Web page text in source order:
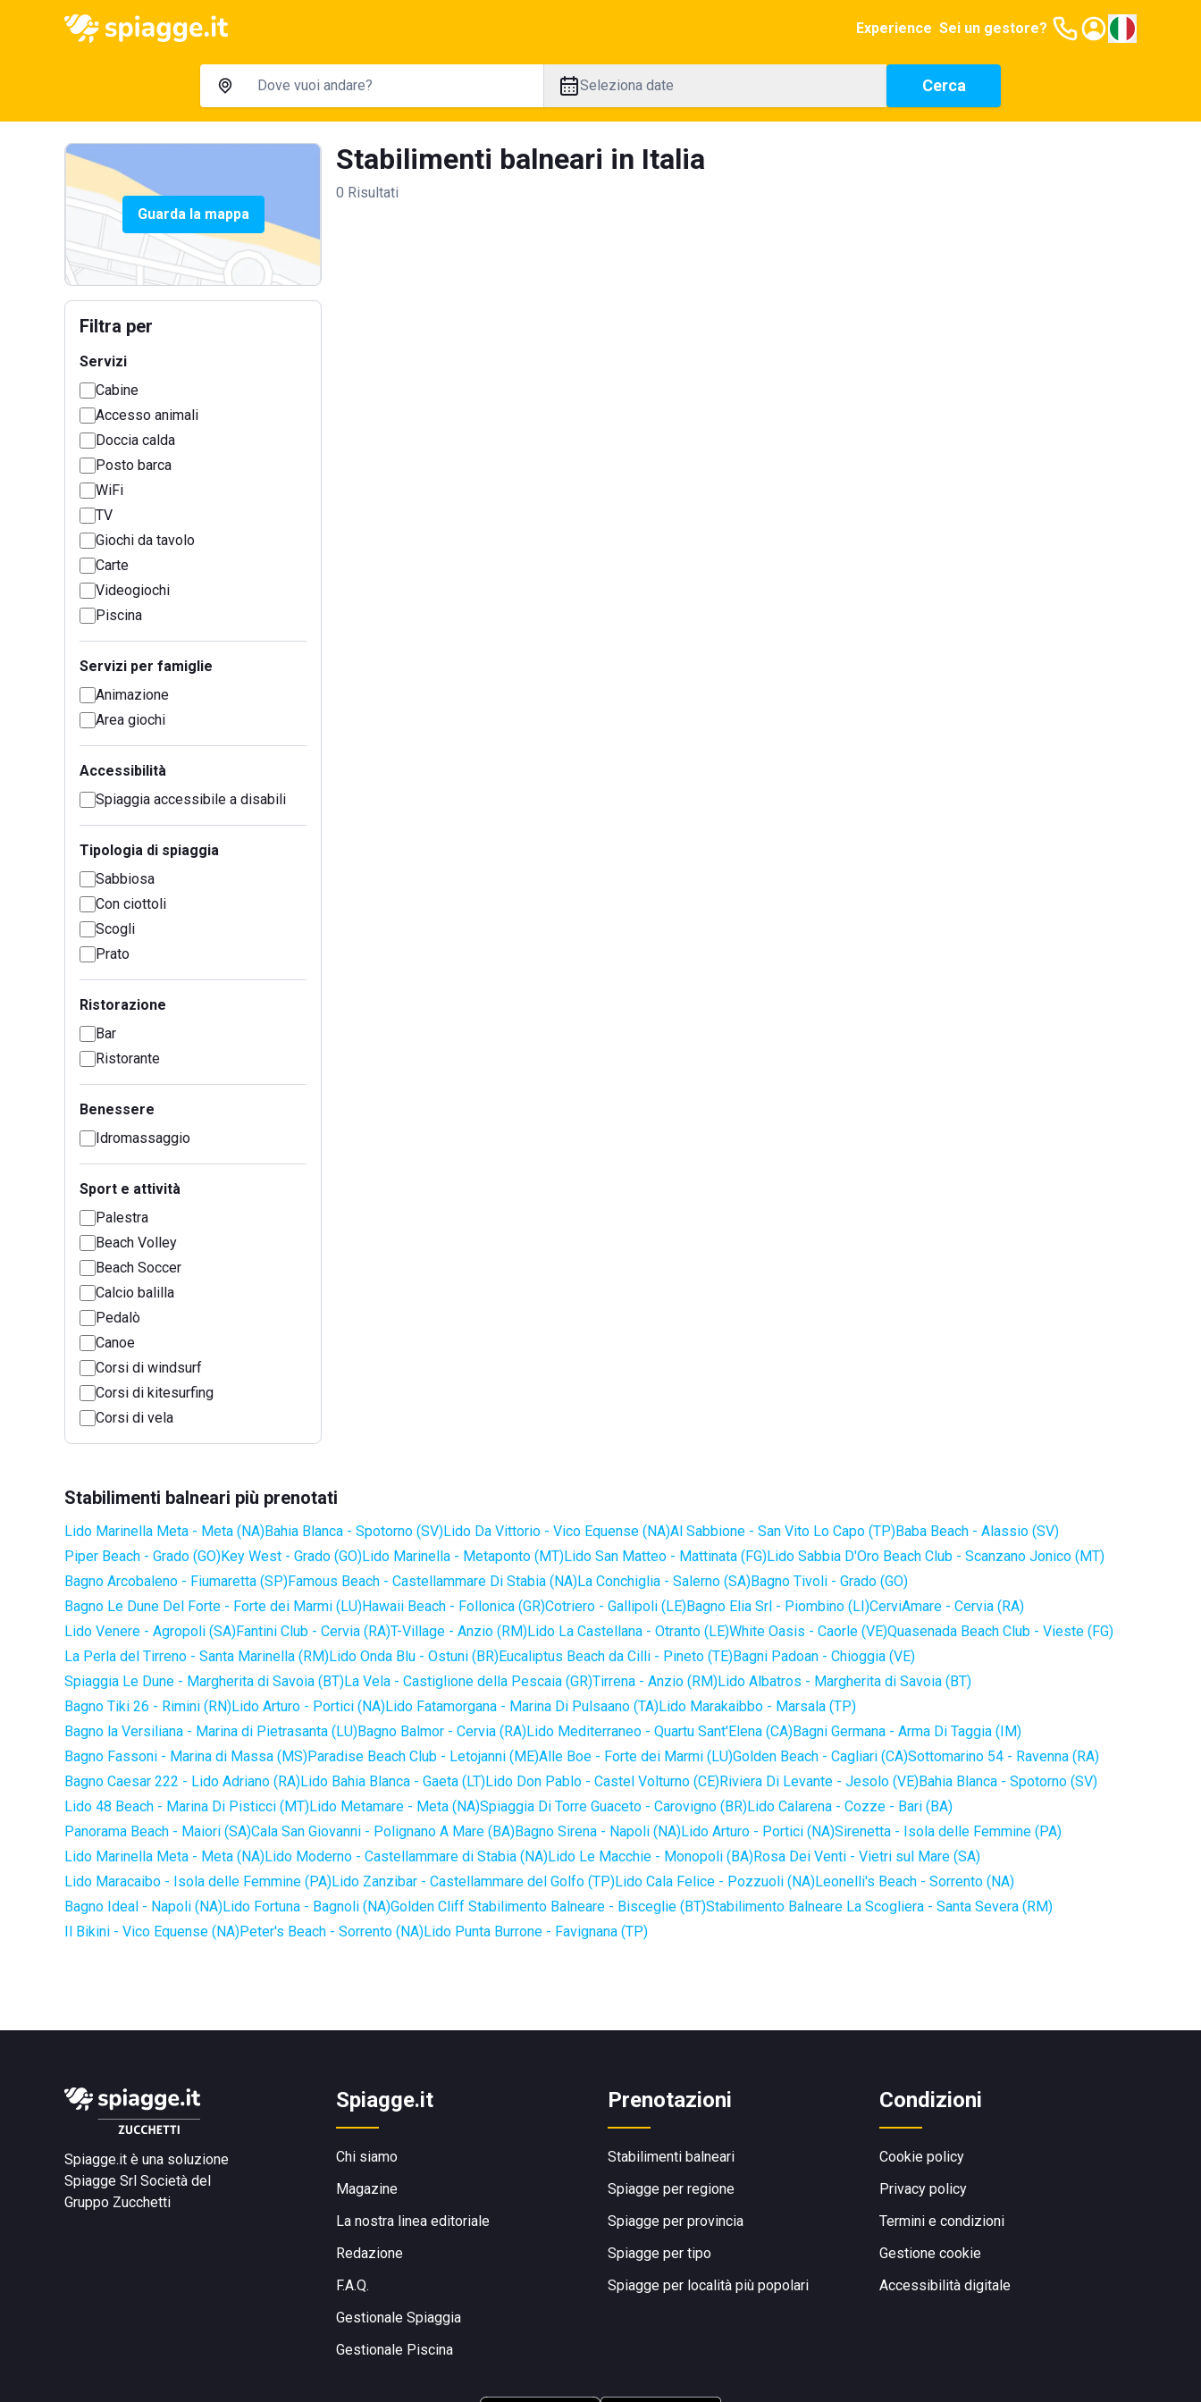
Experience Sei un gestore?
Seleziona date Cerca
Guarda la mappa
Filtra per
Servizi
Cabine
Accesso animali
Doccia calda
Posto barca
WiFi
TV
Giochi da tavolo
Carte
Videogiochi
Piscina
Servizi per famiglie
Animazione
Area giochi
Accessibilità
Spiaggia accessibile a disabili
Tipologia di spiaggia
Sabbiosa
Con ciottoli
Scogli
Prato
Ristorazione
Bar
Ristorante
Benessere
Idromassaggio
Sport e attività
Palestra
Beach Volley
Beach Soccer
Calcio balilla
Pedalò
Canoe
Corsi di windsurf
Corsi di kitesurfing
Corsi di vela
Stabilimenti balneari in Italia
0 Risultati
Stabilimenti balneari più prenotati
Lido Marinella Meta - Meta (NA)Bahia Blanca - Spotorno (SV)Lido Da Vittorio - Vico Equense (NA)Al Sabbione - San Vito Lo Capo (TP)Baba Beach - Alassio (SV)
Piper Beach - Grado (GO)Key West - Grado (GO)Lido Marinella - Metaponto (MT)Lido San Matteo - Mattinata (FG)Lido Sabbia D'Oro Beach Club - Scanzano Jonico (MT)
Bagno Arcobaleno - Fiumaretta (SP)Famous Beach - Castellammare Di Stabia (NA)La Conchiglia - Salerno (SA)Bagno Tivoli - Grado (GO)
Bagno Le Dune Del Forte - Forte dei Marmi (LU)Hawaii Beach - Follonica (GR)Cotriero - Gallipoli (LE)Bagno Elia Srl - Piombino (LI)CerviAmare - Cervia (RA)
Lido Venere - Agropoli (SA)Fantini Club - Cervia (RA)T-Village - Anzio (RM)Lido La Castellana - Otranto (LE)White Oasis - Caorle (VE)Quasenada Beach Club - Vieste (FG)
La Perla del Tirreno - Santa Marinella (RM)Lido Onda Blu - Ostuni (BR)Eucaliptus Beach da Cilli - Pineto (TE)Bagni Padoan - Chioggia (VE)
Spiaggia Le Dune - Margherita di Savoia (BT)La Vela - Castiglione della Pescaia (GR)Tirrena - Anzio (RM)Lido Albatros - Margherita di Savoia (BT)
Bagno Tiki 26 - Rimini (RN)Lido Arturo - Portici (NA)Lido Fatamorgana - Marina Di Pulsaano (TA)Lido Marakaibbo - Marsala (TP)
Bagno la Versiliana - Marina di Pietrasanta (LU)Bagno Balmor - Cervia (RA)Lido Mediterraneo - Quartu Sant'Elena (CA)Bagni Germana - Arma Di Taggia (IM)
Bagno Fassoni - Marina di Massa (MS)Paradise Beach Club - Letojanni (ME)Alle Boe - Forte dei Marmi (LU)Golden Beach - Cagliari (CA)Sottomarino 54 - Ravenna (RA)
Bagno Caesar 222 - Lido Adriano (RA)Lido Bahia Blanca - Gaeta (LT)Lido Don Pablo - Castel Volturno (CE)Riviera Di Levante - Jesolo (VE)Bahia Blanca - Spotorno (SV)
Lido 48 Beach - Marina Di Pisticci (MT)Lido Metamare - Meta (NA)Spiaggia Di Torre Guaceto - Carovigno (BR)Lido Calarena - Cozze - Bari (BA)
Panorama Beach - Maiori (SA)Cala San Giovanni - Polignano A Mare (BA)Bagno Sirena - Napoli (NA)Lido Arturo - Portici (NA)Sirenetta - Isola delle Femmine (PA)
Lido Marinella Meta - Meta (NA)Lido Moderno - Castellammare di Stabia (NA)Lido Le Macchie - Monopoli (BA)Rosa Dei Venti - Vietri sul Mare (SA)
Lido Maracaibo - Isola delle Femmine (PA)Lido Zanzibar - Castellammare del Golfo (TP)Lido Cala Felice - Pozzuoli (NA)Leonelli's Beach - Sorrento (NA)
Bagno Ideal - Napoli (NA)Lido Fortuna - Bagnoli (NA)Golden Cliff Stabilimento Balneare - Bisceglie (BT)Stabilimento Balneare La Scogliera - Santa Severa (RM)
Il Bikini - Vico Equense (NA)Peter's Beach - Sorrento (NA)Lido Punta Burrone - Favignana (TP)
Spiagge.it è una soluzione
Spiagge Srl Società del
Gruppo Zucchetti
Spiagge.it
Chi siamo
Magazine
La nostra linea editoriale
Redazione
F.A.Q.
Gestionale Spiaggia
Gestionale Piscina
Prenotazioni
Stabilimenti balneari
Spiagge per regione
Spiagge per provincia
Spiagge per tipo
Spiagge per località più popolari
Condizioni
Cookie policy
Privacy policy
Termini e condizioni
Gestione cookie
Accessibilità digitale